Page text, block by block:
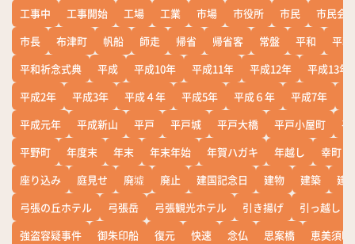
工事中
工事開始 工場 工業 市場 市役所 市民
市民会
市長
布津町 帆船 師走 帰省 帰省客 常盤 平和
平
平和祈念式典
平成 平成10年 平成11年 平成12年
平成13年
平成2年
平成3年 平成４年 平成5年 平成６年 平成7年
平成元年
平成新山 平戸 平戸城 平戸大橋 平戸小屋町
平
平野町
年度末 年末 年末年始 年賀ハガキ 年越し
幸町
座り込み
庭見せ 廃墟 廃止 建国記念日 建物 建築
建
弓張の丘ホテル
弓張岳 弓張観光ホテル 引き揚げ
引っ越し
強盗容疑事件
御朱印船 復元 快速 念仏 思案橋
恵美須町